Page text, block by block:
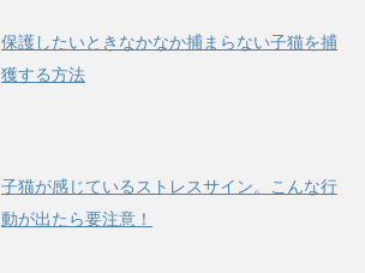
保護したいときなかなか捕まらない子猫を捕
獲する方法
子猫が感じているストレスサイン。こんな行
動が出たら要注意！